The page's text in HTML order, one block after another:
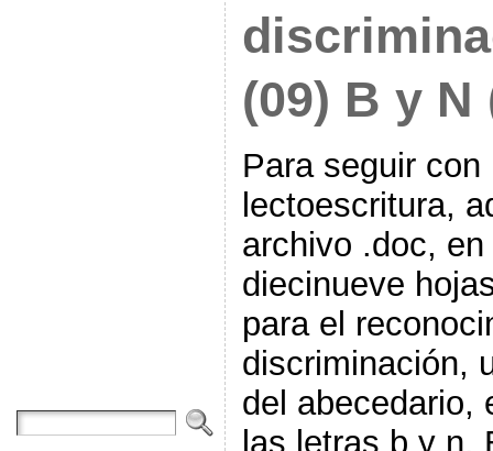
(09) B y
Para seguir
lectoescritura,
archivo .doc,
diecinueve
para el
discriminación,
del abecedario,
las letras b y n.